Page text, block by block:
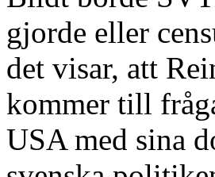
gjorde eller
det visar, att
kommer till
USA med sina